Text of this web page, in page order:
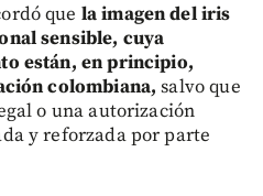
que la imagen del iris
sensible, cuya
están, en principio,
colombiana,salvo que
o una autorización
y reforzada por parte